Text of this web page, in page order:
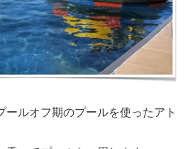
ールオフ期のプールを使ったアト